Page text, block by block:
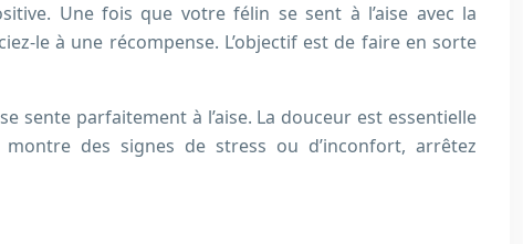
Une fois que votre félin se sent à l’aise avec la
le à une récompense. L’objectif est de faire en sorte
sente parfaitement à l’aise. La douceur est essentielle
des signes de stress ou d’inconfort, arrêtez